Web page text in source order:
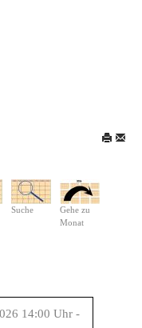
Suche
Gehe zu
Monat
14:00 Uhr -